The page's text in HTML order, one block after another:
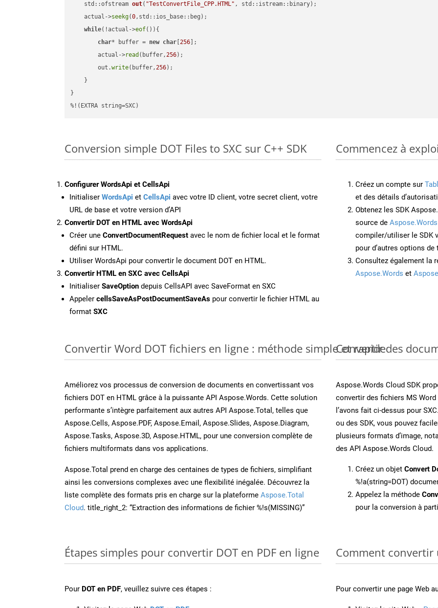
std::ofstream out( "TestConvertFile_CPP.HTML" , std::istream::binary) ;
    actual->
seekg(0,std::ios_base::beg);
while(!actual->eof()){
char* buffer = new char [256 ];
        actual->
read (buffer,256);
        out.
write(buffer,256);
    }
}
%!(EXTRA string=SXC)
Conversion simple DOT Files to SXC sur C++ SDK
Configurer WordsApi et CellsApi
Initialiser WordsApi et CellsApi avec votre ID client, votre secret client, votre
URL de base et votre version d’API
Convertir DOT en HTML avec WordsApi
Créer une ConvertDocumentRequest avec le nom de fichier local et le format
défini sur HTML.
Utiliser WordsApi pour convertir le document DOT en HTML.
Convertir HTML en SXC avec CellsApi
Initialiser SaveOption depuis CellsAPI avec SaveFormat en SXC
Appeler cellsSaveAsPostDocumentSaveAs pour convertir le fichier HTML au
format SXC
Commencez à
Créez un compte sur
et des détails
Obtenez les SDK
source de
compiler/utiliser le SDK
pour d’autres options de
Consultez également la
Aspose.Words et
Convertir Word DOT fichiers en ligne : méthode simple et rapide
Améliorez vos processus de conversion de documents en convertissant vos
fichiers DOT en HTML grâce à la puissante API Aspose.Words. Cette solution
performante s’intègre parfaitement aux autres API Aspose.Total, telles que
Aspose.Cells, Aspose.PDF, Aspose.Email, Aspose.Slides, Aspose.Diagram,
Aspose.Tasks, Aspose.3D, Aspose.HTML, pour une conversion complète de
fichiers multiformats dans vos applications.
Aspose.Total prend en charge des centaines de types de fichiers, simplifiant
ainsi les conversions complexes avec une flexibilité inégalée. Découvrez la
liste complète des formats pris en charge sur la plateforme Aspose.Total
Cloud. title_right_2: “Extraction des informations de fichier %!s(MISSING)”
Convertir des
Aspose.Words Cloud SDK
convertir des fichiers MS
l’avons fait ci-dessus pour
ou des SDK, vous pouvez
plusieurs formats d’image,
des API Aspose.Words Cloud.
Créez un objet Convert
%!a(string=DOT)
Appelez la méthode
pour la conversion à
Étapes simples pour convertir DOT en PDF en ligne
Pour DOT en PDF, veuillez suivre ces étapes :
Comment convertir
Pour convertir une page Web